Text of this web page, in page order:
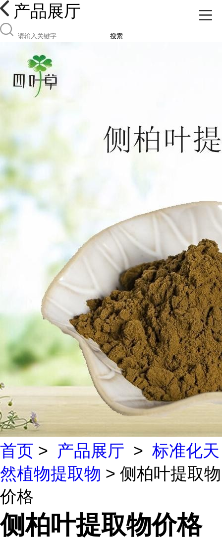
产品展厅
搜索
首页 > 产品展厅 > 标准化天
然植物提取物 > 侧柏叶提取物
价格
侧柏叶提取物价格